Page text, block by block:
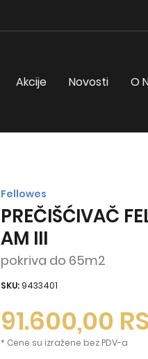
Akcije Novosti O
Fellowes
PREČIŠĆIVAČ
AM III
pokriva do 65m2
SKU: 9433401
91.600,00
* Cene su izražene bez PDV-a